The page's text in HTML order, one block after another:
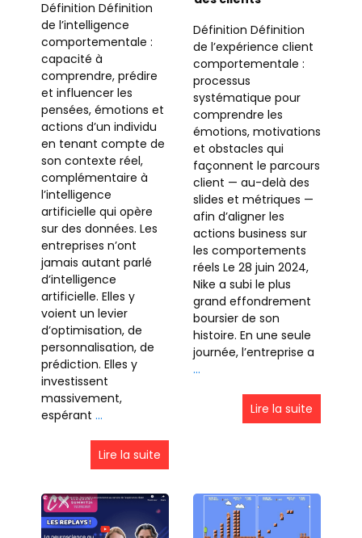
Définition Définition
de l’intelligence
comportementale :
capacité à
comprendre, prédire
et influencer les
pensées, émotions et
actions d’un individu
en tenant compte de
son contexte réel,
complémentaire à
l’intelligence
artificielle qui opère
sur des données. Les
entreprises n’ont
jamais autant parlé
d’intelligence
artificielle. Elles y
voient un levier
d’optimisation, de
personnalisation, de
prédiction. Elles y
investissent
massivement,
espérant …
Lire la suite
Définition Définition
de l’expérience client
comportementale :
processus
systématique pour
comprendre les
émotions, motivations
et obstacles qui
façonnent le parcours
client — au-delà des
slides et métriques —
afin d’aligner les
actions business sur
les comportements
réels Le 28 juin 2024,
Nike a subi le plus
grand effondrement
boursier de son
histoire. En une seule
journée, l’entreprise a
…
Lire la suite